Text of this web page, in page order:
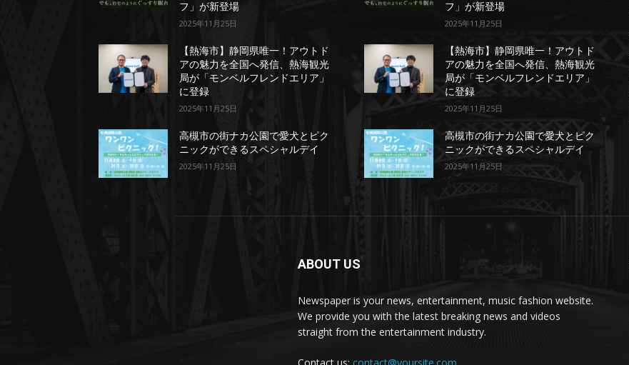
フ」が新登場
2025年11月25日
【熱海市】静岡県唯一！アウトド
アの魅力を全国へ発信、熱海観光
局が「モンベルフレンドエリア」
に登録
2025年11月25日
高槻市の街ナカ公園で愛犬とピク
ニックができるスペシャルデイ
2025年11月25日
フ」が新登場
2025年11月25日
【熱海市】静岡県唯一！アウトド
アの魅力を全国へ発信、熱海観光
局が「モンベルフレンドエリア」
に登録
2025年11月25日
高槻市の街ナカ公園で愛犬とピク
ニックができるスペシャルデイ
2025年11月25日
ABOUT US
Newspaper is your news, entertainment, music fashion website.
We provide you with the latest breaking news and videos
straight from the entertainment industry.